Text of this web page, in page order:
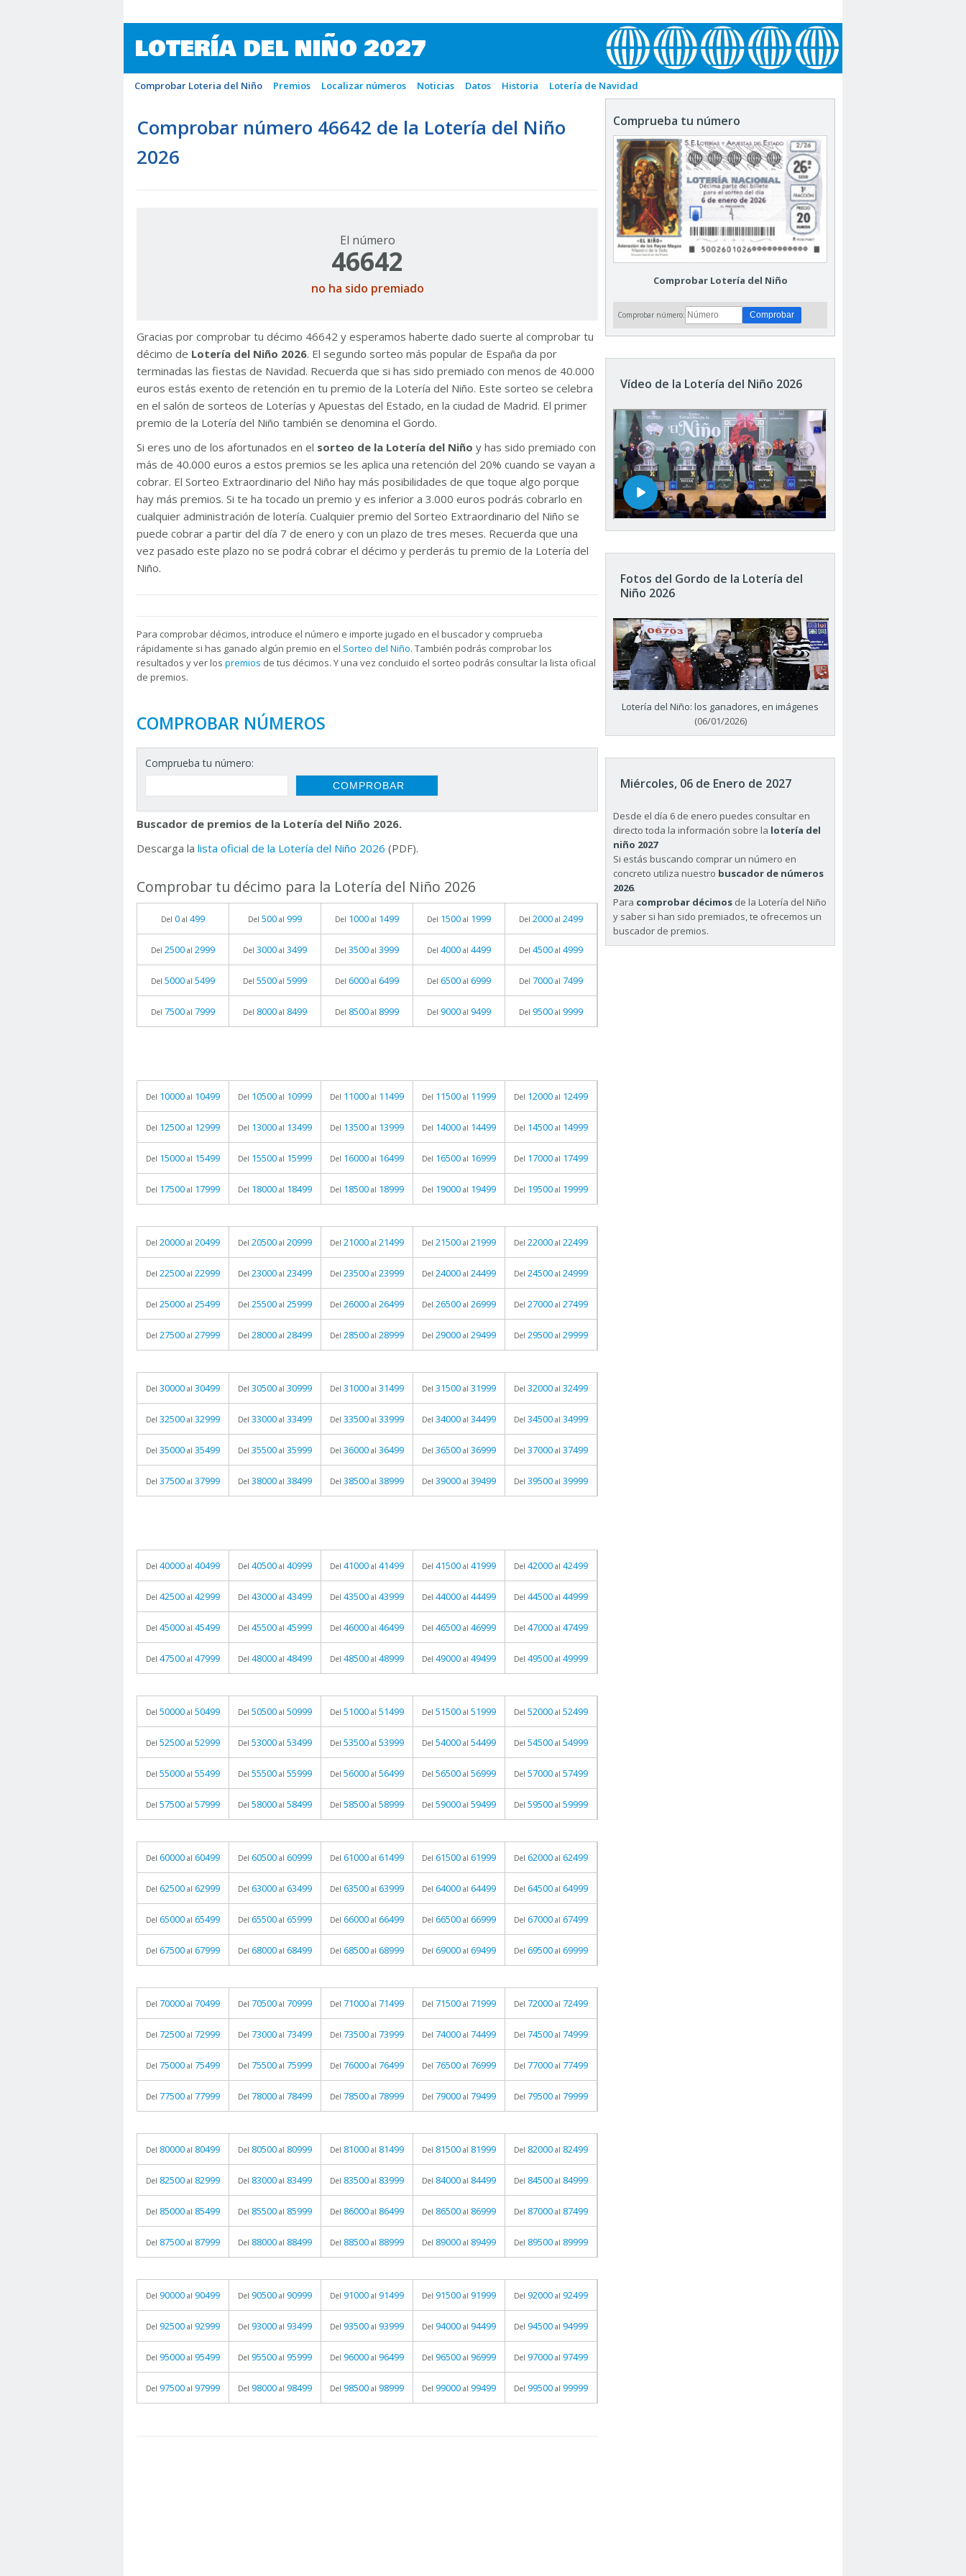
LOTERÍA DEL NIÑO 2027
Comprobar Loteria del Niño Premios Localizar números Noticias Datos Historia Lotería de Navidad
Comprobar número 46642 de la Lotería del Niño
2026
El número
46642
no ha sido premiado
Gracias por comprobar tu décimo 46642 y esperamos haberte dado suerte al comprobar tu
décimo de Lotería del Niño 2026. El segundo sorteo más popular de España da por
terminadas las fiestas de Navidad. Recuerda que si has sido premiado con menos de 40.000
euros estás exento de retención en tu premio de la Lotería del Niño. Este sorteo se celebra
en el salón de sorteos de Loterías y Apuestas del Estado, en la ciudad de Madrid. El primer
premio de la Lotería del Niño también se denomina el Gordo.
Si eres uno de los afortunados en el sorteo de la Lotería del Niño y has sido premiado con
más de 40.000 euros a estos premios se les aplica una retención del 20% cuando se vayan a
cobrar. El Sorteo Extraordinario del Niño hay más posibilidades de que toque algo porque
hay más premios. Si te ha tocado un premio y es inferior a 3.000 euros podrás cobrarlo en
cualquier administración de lotería. Cualquier premio del Sorteo Extraordinario del Niño se
puede cobrar a partir del día 7 de enero y con un plazo de tres meses. Recuerda que una
vez pasado este plazo no se podrá cobrar el décimo y perderás tu premio de la Lotería del
Niño.
Para comprobar décimos, introduce el número e importe jugado en el buscador y comprueba
rápidamente si has ganado algún premio en el Sorteo del Niño. También podrás comprobar los
resultados y ver los premios de tus décimos. Y una vez concluido el sorteo podrás consultar la lista oficial
de premios.
COMPROBAR NÚMEROS
Comprueba tu número:
Buscador de premios de la Lotería del Niño 2026.
Descarga la lista oficial de la Lotería del Niño 2026 (PDF).
Comprobar tu décimo para la Lotería del Niño 2026
Del 0 al 499 Del 500 al 999 Del 1000 al 1499 Del 1500 al 1999 Del 2000 al 2499
Del 2500 al 2999 Del 3000 al 3499 Del 3500 al 3999 Del 4000 al 4499 Del 4500 al 4999
Del 5000 al 5499 Del 5500 al 5999 Del 6000 al 6499 Del 6500 al 6999 Del 7000 al 7499
Del 7500 al 7999 Del 8000 al 8499 Del 8500 al 8999 Del 9000 al 9499 Del 9500 al 9999
Del 10000 al 10499 Del 10500 al 10999 Del 11000 al 11499 Del 11500 al 11999 Del 12000 al 12499
Del 12500 al 12999 Del 13000 al 13499 Del 13500 al 13999 Del 14000 al 14499 Del 14500 al 14999
Del 15000 al 15499 Del 15500 al 15999 Del 16000 al 16499 Del 16500 al 16999 Del 17000 al 17499
Del 17500 al 17999 Del 18000 al 18499 Del 18500 al 18999 Del 19000 al 19499 Del 19500 al 19999
Del 20000 al 20499 Del 20500 al 20999 Del 21000 al 21499 Del 21500 al 21999 Del 22000 al 22499
Del 22500 al 22999 Del 23000 al 23499 Del 23500 al 23999 Del 24000 al 24499 Del 24500 al 24999
Del 25000 al 25499 Del 25500 al 25999 Del 26000 al 26499 Del 26500 al 26999 Del 27000 al 27499
Del 27500 al 27999 Del 28000 al 28499 Del 28500 al 28999 Del 29000 al 29499 Del 29500 al 29999
Del 30000 al 30499 Del 30500 al 30999 Del 31000 al 31499 Del 31500 al 31999 Del 32000 al 32499
Del 32500 al 32999 Del 33000 al 33499 Del 33500 al 33999 Del 34000 al 34499 Del 34500 al 34999
Del 35000 al 35499 Del 35500 al 35999 Del 36000 al 36499 Del 36500 al 36999 Del 37000 al 37499
Del 37500 al 37999 Del 38000 al 38499 Del 38500 al 38999 Del 39000 al 39499 Del 39500 al 39999
Del 40000 al 40499 Del 40500 al 40999 Del 41000 al 41499 Del 41500 al 41999 Del 42000 al 42499
Del 42500 al 42999 Del 43000 al 43499 Del 43500 al 43999 Del 44000 al 44499 Del 44500 al 44999
Del 45000 al 45499 Del 45500 al 45999 Del 46000 al 46499 Del 46500 al 46999 Del 47000 al 47499
Del 47500 al 47999 Del 48000 al 48499 Del 48500 al 48999 Del 49000 al 49499 Del 49500 al 49999
Del 50000 al 50499 Del 50500 al 50999 Del 51000 al 51499 Del 51500 al 51999 Del 52000 al 52499
Del 52500 al 52999 Del 53000 al 53499 Del 53500 al 53999 Del 54000 al 54499 Del 54500 al 54999
Del 55000 al 55499 Del 55500 al 55999 Del 56000 al 56499 Del 56500 al 56999 Del 57000 al 57499
Del 57500 al 57999 Del 58000 al 58499 Del 58500 al 58999 Del 59000 al 59499 Del 59500 al 59999
Del 60000 al 60499 Del 60500 al 60999 Del 61000 al 61499 Del 61500 al 61999 Del 62000 al 62499
Del 62500 al 62999 Del 63000 al 63499 Del 63500 al 63999 Del 64000 al 64499 Del 64500 al 64999
Del 65000 al 65499 Del 65500 al 65999 Del 66000 al 66499 Del 66500 al 66999 Del 67000 al 67499
Del 67500 al 67999 Del 68000 al 68499 Del 68500 al 68999 Del 69000 al 69499 Del 69500 al 69999
Del 70000 al 70499 Del 70500 al 70999 Del 71000 al 71499 Del 71500 al 71999 Del 72000 al 72499
Del 72500 al 72999 Del 73000 al 73499 Del 73500 al 73999 Del 74000 al 74499 Del 74500 al 74999
Del 75000 al 75499 Del 75500 al 75999 Del 76000 al 76499 Del 76500 al 76999 Del 77000 al 77499
Del 77500 al 77999 Del 78000 al 78499 Del 78500 al 78999 Del 79000 al 79499 Del 79500 al 79999
Del 80000 al 80499 Del 80500 al 80999 Del 81000 al 81499 Del 81500 al 81999 Del 82000 al 82499
Del 82500 al 82999 Del 83000 al 83499 Del 83500 al 83999 Del 84000 al 84499 Del 84500 al 84999
Del 85000 al 85499 Del 85500 al 85999 Del 86000 al 86499 Del 86500 al 86999 Del 87000 al 87499
Del 87500 al 87999 Del 88000 al 88499 Del 88500 al 88999 Del 89000 al 89499 Del 89500 al 89999
Del 90000 al 90499 Del 90500 al 90999 Del 91000 al 91499 Del 91500 al 91999 Del 92000 al 92499
Del 92500 al 92999 Del 93000 al 93499 Del 93500 al 93999 Del 94000 al 94499 Del 94500 al 94999
Del 95000 al 95499 Del 95500 al 95999 Del 96000 al 96499 Del 96500 al 96999 Del 97000 al 97499
Del 97500 al 97999 Del 98000 al 98499 Del 98500 al 98999 Del 99000 al 99499 Del 99500 al 99999
Comprueba tu número
Comprobar Lotería del Niño
Comprobar número:
Vídeo de la Lotería del Niño 2026
Fotos del Gordo de la Lotería del
Niño 2026
Lotería del Niño: los ganadores, en imágenes
(06/01/2026)
Miércoles, 06 de Enero de 2027
Desde el día 6 de enero puedes consultar en
directo toda la información sobre la lotería del
niño 2027
Si estás buscando comprar un número en
concreto utiliza nuestro buscador de números
2026.
Para comprobar décimos de la Lotería del Niño
y saber si han sido premiados, te ofrecemos un
buscador de premios.